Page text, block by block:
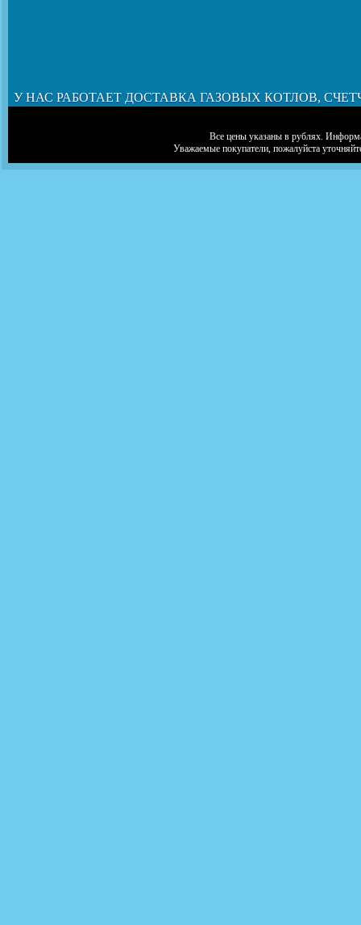
У НАС РАБОТАЕТ ДОСТАВКА ГАЗОВЫХ КОТЛОВ,
Все цены указаны в рублях.
Уважаемые покупатели, пожалуйста